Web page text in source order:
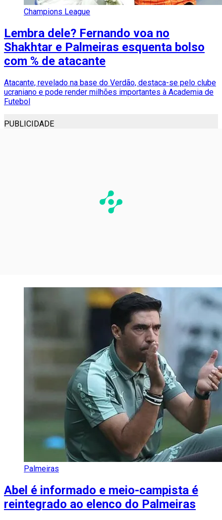
Champions League
Lembra dele? Fernando voa no
Shakhtar e Palmeiras esquenta bolso
com % de atacante
Atacante, revelado na base do Verdão, destaca-se pelo clube
ucraniano e pode render milhões importantes à Academia de
Futebol
PUBLICIDADE
Palmeiras
Abel é informado e meio-campista é
reintegrado ao elenco do Palmeiras